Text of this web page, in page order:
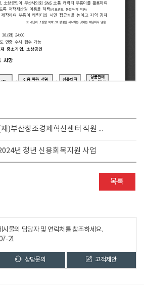
[채용] (재)부산창조경제혁신센터 직원 채용 공고
년 청년 신용회복지원 사업
목록
시물의 담당자 및 연락처를 참조하세요.
21
상담문의 고객제안